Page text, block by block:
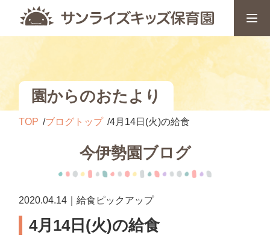
園からのおたより
TOP ブログトップ 4月14日(火)の給食
今伊勢園ブログ
2020.04.14｜給食ピックアップ
4月14日(火)の給食